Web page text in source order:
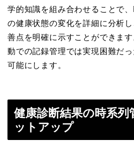
学的知識を組み合わせることで
の健康状態の変化を詳細に分析
善点を明確に示すことができま
動での記録管理では実現困難だ
可能にします。
健康診断結果の時系列
ットアップ